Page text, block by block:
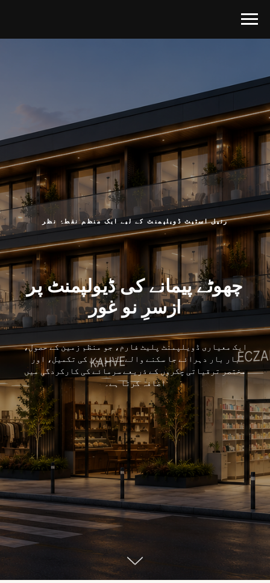
رئیل اسٹیٹ ڈویلپمنٹ کے لیے ایک منظم نقطۂ نظر
چھوٹے پیمانے کی ڈیولپمنٹ پر
ازسرِ نو غور
ایک معیاری ڈویلپمنٹ پلیٹ فارم، جو منظم زمین کے حصول،
بار بار دہرائے جا سکنے والے منصوبوں کی تکمیل، اور
مختصر ترقیاتی چکروں کے ذریعے سرمائے کی کارکردگی میں
اضافہ کرتا ہے۔